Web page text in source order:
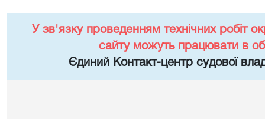
У зв'язку проведенням технічних робіт
сайту можуть працювати в
Єдиний Контакт-центр судової